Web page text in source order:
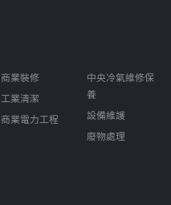
商業裝修
工業清潔
商業電力工程
中央冷氣維修保
養
設備維護
廢物處理